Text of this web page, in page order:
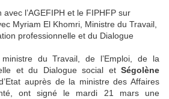
l’AGEFIPH et le FIPHFP sur
Myriam El Khomri, Ministre du Travail,
professionnelle et du Dialogue
ministre du Travail, de l’Emploi, de la
et du Dialogue social et Ségolène
auprès de la ministre des Affaires
ont signé le mardi 21 mars une